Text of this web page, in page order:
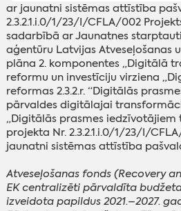
ar jaunatni sistēmas attīstība
2.3.2.1.i.0/1/23/I/CFLA/002
sadarbībā ar Jaunatnes
aģentūru Latvijas Atveseļošanas
plāna 2. komponentes „Digitālā
reformu un investīciju virziena
reformas 2.3.2.r. “Digitālās
pārvaldes digitālajai
„Digitālās prasmes iedzīvotājiem
projekta Nr. 2.3.2.1.i.0/1/23/I/
jaunatni sistēmas attīstība
Atveseļošanas fonds (Recovery
EK centralizēti pārvaldīta
izveidota papildus 2021.–2027.